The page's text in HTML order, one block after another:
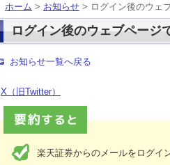
ホーム > お知らせ > ログイン後のウェ
ログイン後のウェブページ
お知らせ一覧へ戻る
X（旧Twitter）
楽天証券からのメールをログイ